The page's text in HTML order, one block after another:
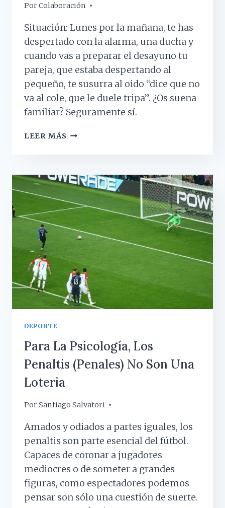
PorColaboración
14 mayo, 2019
Situación: Lunes por la mañana, te has
despertado con la alarma, una ducha y
cuando vas a preparar el desayuno tu
pareja, que estaba despertando al
pequeño, te susurra al oido “dice que no
va al cole, que le duele tripa”. ¿Os suena
familiar? Seguramente sí.
LEER MÁS «CREO
LA
TRIPA»
DEPORTE
Para La Psicología, Los
Penaltis (penales) No Son Una
Loteria
PorSantiago Salvatori
5 marzo, 2019
Amados y odiados a partes iguales, los
penaltis son parte esencial del fútbol.
Capaces de coronar a jugadores
mediocres o de someter a grandes
figuras, como espectadores podemos
pensar son sólo una cuestión de suerte.